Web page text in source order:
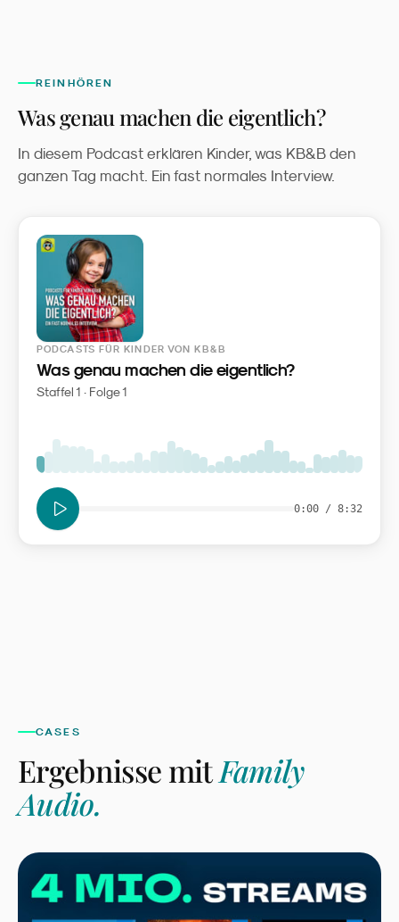
REINHÖREN
Was genau machen die eigentlich?
In diesem Podcast erklären Kinder, was KB&B den
ganzen Tag macht. Ein fast normales Interview.
PODCASTS FÜR KINDER VON KB&B
Was genau machen die eigentlich?
Staffel 1 · Folge 1
0:00 / 8:32
CASES
Ergebnisse mitFamily
Audio.